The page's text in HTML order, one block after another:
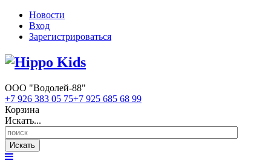
Новости
Вход
Зарегистрироваться
ООО "Водолей-88"
+7 926 383 05 75+7 925 685 68 99
Корзина
Искать...
Искать